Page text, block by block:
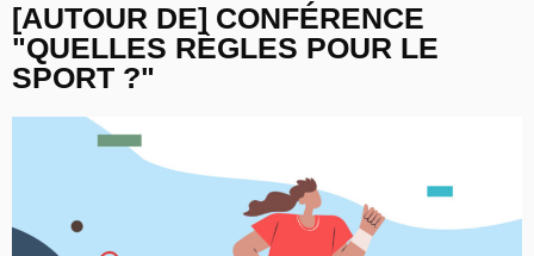
[AUTOUR DE] CONFÉRENCE
"QUELLES RÈGLES POUR LE
SPORT ?"